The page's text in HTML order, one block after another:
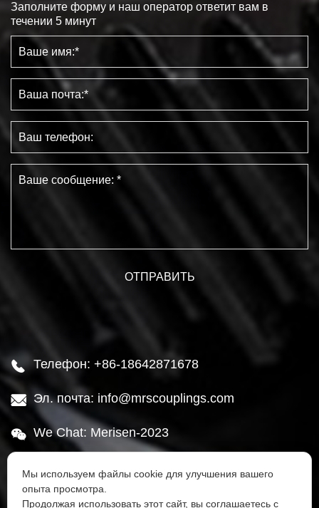
Заполните форму и наш оператор ответит вам в
течении 5 минут
 Телефон: +86-18642871678
 Эл. почта: info@mrscouplings.com
 We Chat: Merisen-2023

Адрес: Район Ганьцзинцзы, город Далянь,
провинция Ляонин
Мы используем файлы cookie для улучшения вашего
опыта просмотра.
Продолжая использовать этот сайт, вы соглашаетесь с